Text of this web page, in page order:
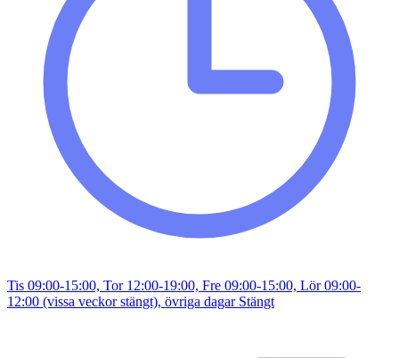
Tis 09:00-15:00, Tor 12:00-19:00, Fre 09:00-15:00, Lör 09:00-
12:00 (vissa veckor stängt), övriga dagar Stängt